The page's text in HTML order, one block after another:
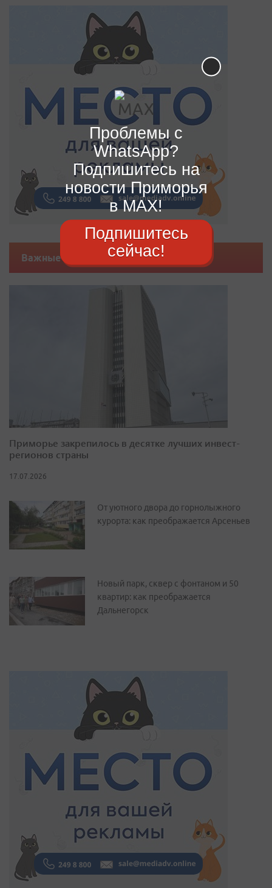
Важные новости
Приморье закрепилось в десятке лучших инвест-
регионов страны
17.07.2026
От уютного двора до горнолыжного
курорта: как преображается Арсеньев
Новый парк, сквер с фонтаном и 50
квартир: как преображается
Дальнегорск
Проблемы с
WhatsApp?
Подпишитесь на
новости Приморья
в MAX!
Подпишитесь
сейчас!